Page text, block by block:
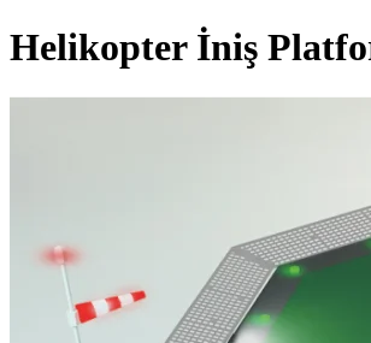
Helikopter İniş